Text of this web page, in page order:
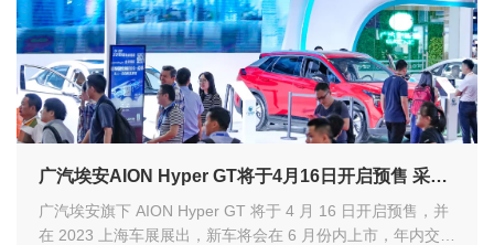
广汽埃安AION Hyper GT将于4月16日开启预售 采用
广汽埃安旗下 AION Hyper GT 将于 4 月 16 日开启预售，并
在 2023 上海车展展出，新车将会在 6 月份内上市，年内交